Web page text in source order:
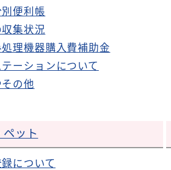
便利帳
集状況
理機器購入費補助金
ーションについて
の他
ペット
について